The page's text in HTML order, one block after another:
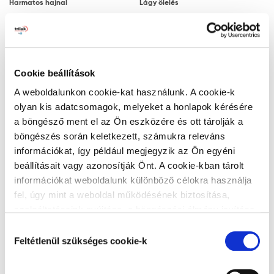
Cookie beállítások
A weboldalunkon cookie-kat használunk. A cookie-k
olyan kis adatcsomagok, melyeket a honlapok kérésére
a böngésző ment el az Ön eszközére és ott tárolják a
böngészés során keletkezett, számukra releváns
információkat, így például megjegyzik az Ön egyéni
beállításait vagy azonosítják Önt. A cookie-kban tárolt
információkat weboldalunk különböző célokra használja
fel, úgy mint a weboldal működésének biztosítása,
szabott ajánlatok megjelenítése, látogatottsági adatok
elemzése. A weboldalunk által alkalmazott cookie-k,
különösen a Google Analytics cookie-k működéséről,
kiválasztása
Feltétlenül szükséges cookie-k
Megjegyzés: a javasolt rétegfelépítések minden
esetben a legjobb tudásunk szerinti ajánlások, a
vizsgálatától.
Tanácsok, ajánlások, speciális tudnivalók, egyebek
A végleges, ellenálló filmréteg 14 nap
elteltével alakul ki. A filmréteg ezt követően
válik vízzel, tisztítószerrel moshatóvá.
A gipszkarton lapra történő felhordáskor
az alapfelület nedvességre különösen
érzékeny. Ez hólyagosodást és lepattogzást
szellőzésről és hőmérsékletről.
Harmatos hajnal Lágy ölelés
Ezüstszürke Naplemente
Zöld lagúna Titán